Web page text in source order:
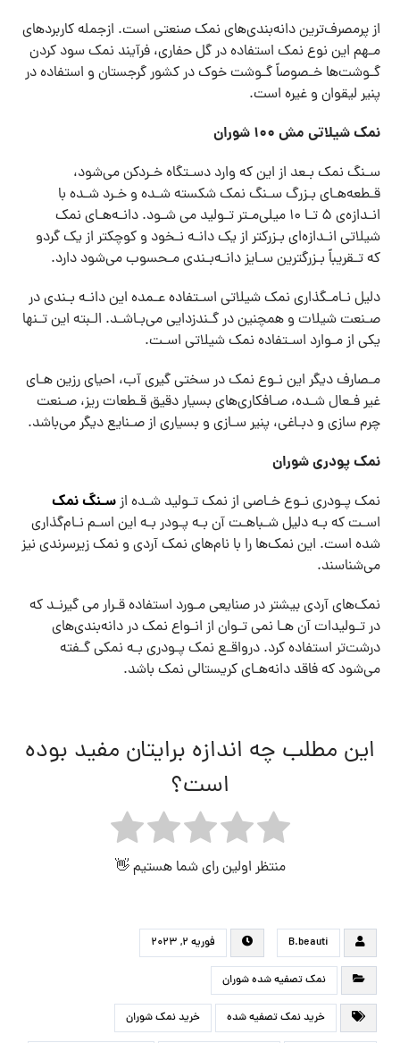
از پرمصرف‌ترین دانه‌بندی‌های نمک صنعتی است. ازجمله کاربردهای
مـهم این نوع نمک استفاده در گل حفاری، فرآیند نمک سود کردن
گـوشت‌ها خـصوصاً گـوشت خوک در کشور گرجستان و استفاده در
پنیر لیقوان و غیره است.
نمک شيلاتی مش ۱۰۰ شوران
سـنگ نمک بـعد از این که وارد دسـتگاه خـردکن می‌شود،
قـطعه‌هـای بـزرگ سـنگ نمک شکسته شـده و خـرد شـده با
انـدازه‌ی 5 تـا 10 میلی‌مـتر تـولید می شـود. دانـه‌هـای نمک
شیلاتی انـدازه‌ای بـزرکتر از یک دانـه نـخود و کوچکتر از یک گردو
که تـقریباً بـزرگترین سـایز دانـه‌بـندی مـحسوب می‌شود دارد.
دلیل نـامـگذاری نمک شیلاتی اسـتفاده عـمده این دانـه بـندی در
صـنعت شیلات و همچنین در گـندزدایی می‌بـاشـد. الـبته این تـنها
یکی از مـوارد اسـتفاده نمک شیلاتی اسـت.
مـصارف دیگر این نـوع نمک در سختی گیری آب، احیای رزین هـای
غیر فـعال شـده، صـافکاری‌های بسیار دقیق قـطعات ریز، صـنعت
چرم سازی و دبـاغی، پنیر سـازی و بسیاری از صـنایع دیگر می‌باشد.
نمک پودری شوران
نمک پـودری نـوع خـاصی از نمک تـولید شـده ازسـنگ نمک
اسـت که بـه دلیل شـباهـت آن بـه پـودر بـه این اسـم نـام‌گذاری
شده است. این نمک‌ها را با نام‌های نمک آردی و نمک زیرسرندی نیز
می‌شناسند.
نمک‌های آردی بیشتر در صنایعی مـورد استفاده قـرار می گیرنـد که
در تـولیدات آن هـا نمی تـوان از انـواع نمک در دانه‌بندی‌های
درشت‌تر استفاده کرد. درواقـع نمک پـودری بـه نمکی گـفته
می‌شود که فاقد دانه‌هـای کریستالی نمک باشد.
این مطلب چه اندازه برایتان مفید بوده
است؟
منتظر اولین رای شما هستیم 👋
B.beauti فوریه ۲, ۲۰۲۳
نمک تصفیه شده شوران
خرید نمک تصفیه شده خرید نمک شوران